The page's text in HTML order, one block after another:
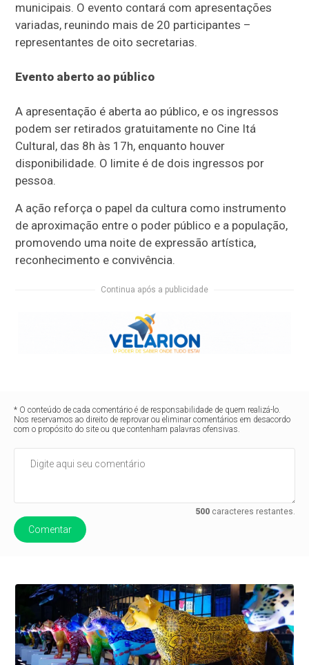
municipais. O evento contará com apresentações
variadas, reunindo mais de 20 participantes –
representantes de oito secretarias.
Evento aberto ao público
A apresentação é aberta ao público, e os ingressos
podem ser retirados gratuitamente no Cine Itá
Cultural, das 8h às 17h, enquanto houver
disponibilidade. O limite é de dois ingressos por
pessoa.
A ação reforça o papel da cultura como instrumento
de aproximação entre o poder público e a população,
promovendo uma noite de expressão artística,
reconhecimento e convivência.
Continua após a publicidade
* O conteúdo de cada comentário é de responsabilidade de quem realizá-lo.
Nos reservamos ao direito de reprovar ou eliminar comentários em desacordo
com o propósito do site ou que contenham palavras ofensivas.
500caracteres restantes.
Comentar